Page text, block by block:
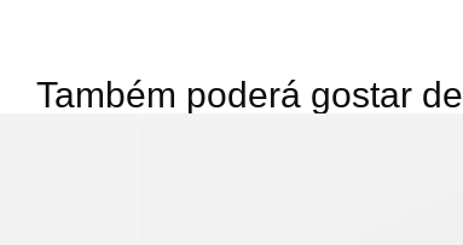
Também poderá gostar de